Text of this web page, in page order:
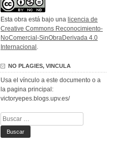
Esta obra está bajo una licencia de
Creative Commons Reconocimiento-
NoComercial-SinObraDerivada 4.0
Internacional .
NO PLAGIES, VINCULA
Usa el vínculo a este documento o a
la pagina principal:
victoryepes.blogs.upv.es/
Buscar: